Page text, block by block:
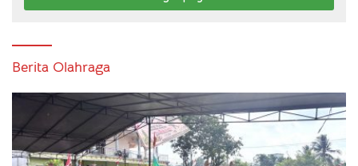
Berita Olahraga